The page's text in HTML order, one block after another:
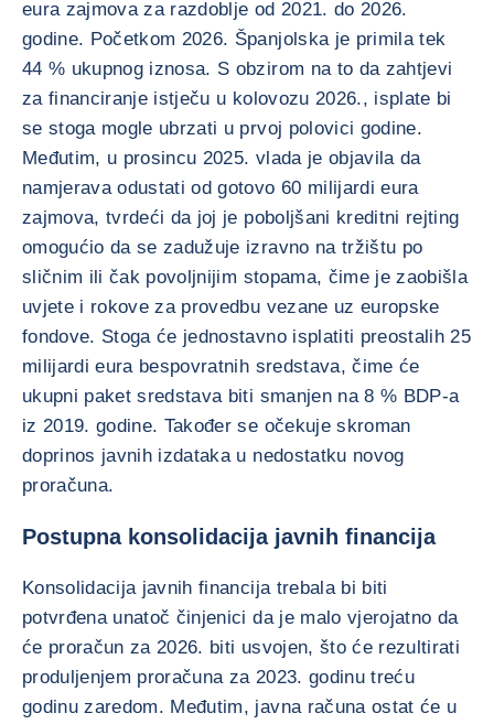
eura zajmova za razdoblje od 2021. do 2026.
godine. Početkom 2026. Španjolska je primila tek
44 % ukupnog iznosa. S obzirom na to da zahtjevi
za financiranje istječu u kolovozu 2026., isplate bi
se stoga mogle ubrzati u prvoj polovici godine.
Međutim, u prosincu 2025. vlada je objavila da
namjerava odustati od gotovo 60 milijardi eura
zajmova, tvrdeći da joj je poboljšani kreditni rejting
omogućio da se zadužuje izravno na tržištu po
sličnim ili čak povoljnijim stopama, čime je zaobišla
uvjete i rokove za provedbu vezane uz europske
fondove. Stoga će jednostavno isplatiti preostalih 25
milijardi eura bespovratnih sredstava, čime će
ukupni paket sredstava biti smanjen na 8 % BDP-a
iz 2019. godine. Također se očekuje skroman
doprinos javnih izdataka u nedostatku novog
proračuna.
Postupna konsolidacija javnih financija
Konsolidacija javnih financija trebala bi biti
potvrđena unatoč činjenici da je malo vjerojatno da
će proračun za 2026. biti usvojen, što će rezultirati
produljenjem proračuna za 2023. godinu treću
godinu zaredom. Međutim, javna računa ostat će u